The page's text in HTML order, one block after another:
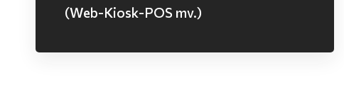
(Web-Kiosk-POS mv.)​